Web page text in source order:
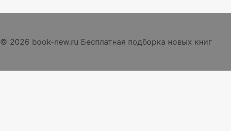
© 2026 book-new.ru Бесплатная подборка новых книг